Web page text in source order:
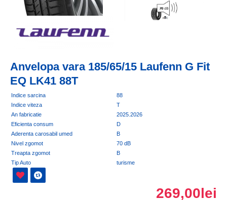
Anvelopa vara 185/65/15 Laufenn G Fit
EQ LK41 88T
Indice sarcina
88
Indice viteza
T
An fabricatie
2025.2026
Eficienta consum
D
Aderenta carosabil umed
B
Nivel zgomot
70 dB
Treapta zgomot
B
Tip Auto
turisme
269,00lei